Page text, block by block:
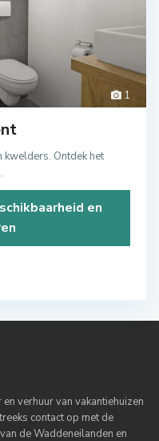
1
kwelders. Ontdek het
en
verhuur van vakantiehuizen
contact op met de
de Waddeneilanden en